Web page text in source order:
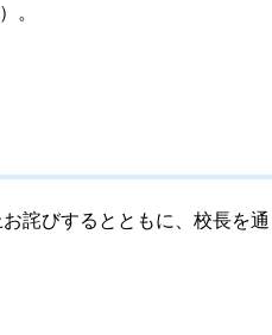
。
詫びするとともに、校長を